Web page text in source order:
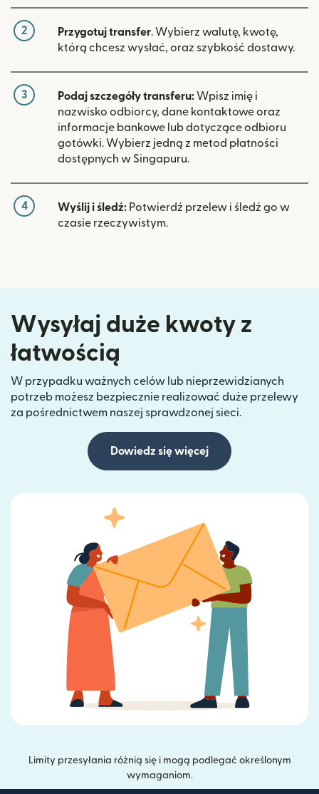
2 Przygotuj transfer. Wybierz walutę, kwotę,
którą chcesz wysłać, oraz szybkość dostawy.
3 Podaj szczegóły transferu: Wpisz imię i
nazwisko odbiorcy, dane kontaktowe oraz
informacje bankowe lub dotyczące odbioru
gotówki. Wybierz jedną z metod płatności
dostępnych w Singapuru.
4 Wyślij i śledź: Potwierdź przelew i śledź go w
czasie rzeczywistym.
Wysyłaj duże kwoty z
łatwością
W przypadku ważnych celów lub nieprzewidzianych
potrzeb możesz bezpiecznie realizować duże przelewy
za pośrednictwem naszej sprawdzonej sieci.
Dowiedz się więcej
Limity przesyłania różnią się i mogą podlegać określonym
wymaganiom.